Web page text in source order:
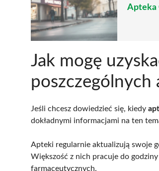
Apteka
Jak mogę
poszczególnych
Jeśli chcesz dowiedzieć się, kiedy
dokładnymi informacjami na ten
Apteki regularnie aktualizują swoje
Większość z nich pracuje do godziny
farmaceutycznych.